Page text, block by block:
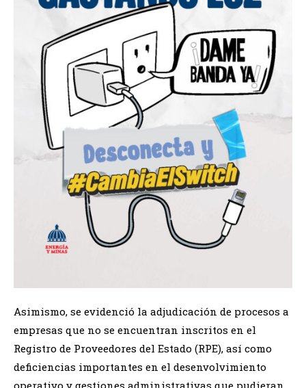
Asimismo, se evidenció la adjudicación de procesos a
empresas que no se encuentran inscritos en el
Registro de Proveedores del Estado (RPE), así como
deficiencias importantes en el desenvolvimiento
operativo y gestiones administrativas que pudieran